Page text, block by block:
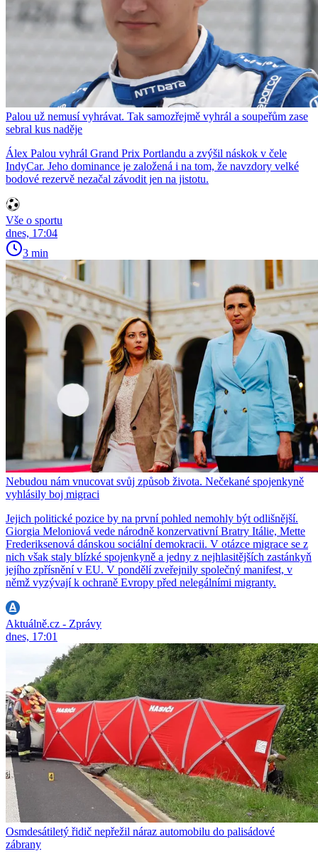
Palou už nemusí vyhrávat. Tak samozřejmě vyhrál a soupeřům zase
sebral kus naděje
Álex Palou vyhrál Grand Prix Portlandu a zvýšil náskok v čele
IndyCar. Jeho dominance je založená i na tom, že navzdory velké
bodové rezervě nezačal závodit jen na jistotu.
Vše o sportu
dnes, 17:04
3 min
Nebudou nám vnucovat svůj způsob života. Nečekané spojenkyně
vyhlásily boj migraci
Jejich politické pozice by na první pohled nemohly být odlišnější.
Giorgia Meloniová vede národně konzervativní Bratry Itálie, Mette
Frederiksenová dánskou sociální demokracii. V otázce migrace se z
nich však staly blízké spojenkyně a jedny z nejhlasitějších zastánkyň
jejího zpřísnění v EU. V pondělí zveřejnily společný manifest, v
němž vyzývají k ochraně Evropy před nelegálními migranty.
Aktuálně.cz - Zprávy
dnes, 17:01
Osmdesátiletý řidič nepřežil náraz automobilu do palisádové
zábrany